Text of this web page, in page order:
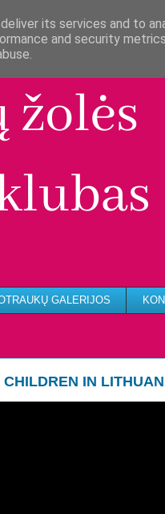
GALERIJOS
IN
its services and to
and security